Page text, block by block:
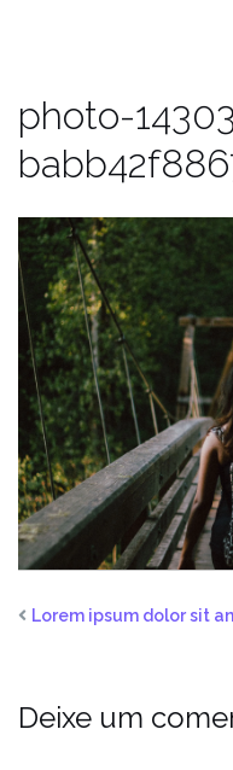
photo-
Lorem ipsum dolor sit
Deixe um